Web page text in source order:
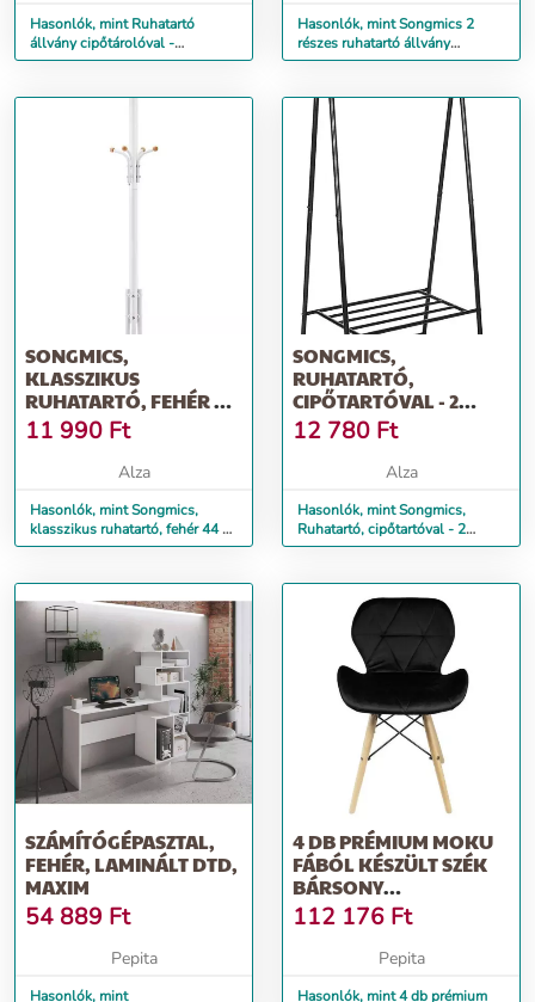
Hasonlók, mint Ruhatartó
állvány cipőtárolóval -
Songmics - 114 x 170 cm
Hasonlók, mint Songmics 2
részes ruhatartó állvány
görgőkkel - 103 x 154 cm
SONGMICS,
KLASSZIKUS
RUHATARTÓ, FEHÉR 44
X 44 X 182 CM
11 990 Ft
Alza
Hasonlók, mint Songmics,
klasszikus ruhatartó, fehér 44 x
44 x 182 cm
SONGMICS,
RUHATARTÓ,
CIPŐTARTÓVAL - 2
POLCCAL, FEKETE
12 780 Ft
Alza
Hasonlók, mint Songmics,
Ruhatartó, cipőtartóval - 2
polccal, fekete
SZÁMÍTÓGÉPASZTAL,
FEHÉR, LAMINÁLT DTD,
MAXIM
54 889 Ft
Pepita
Hasonlók, mint
4 DB PRÉMIUM MOKU
FÁBÓL KÉSZÜLT SZÉK
BÁRSONY
KÁRPITOZÁSSAL,
MAXIM...
112 176 Ft
Pepita
Hasonlók, mint 4 db prémium